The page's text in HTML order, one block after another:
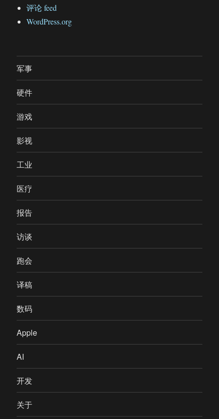
评论 feed
WordPress.org
军事
硬件
游戏
影视
工业
医疗
报告
访谈
跑会
译稿
数码
Apple
AI
开发
关于